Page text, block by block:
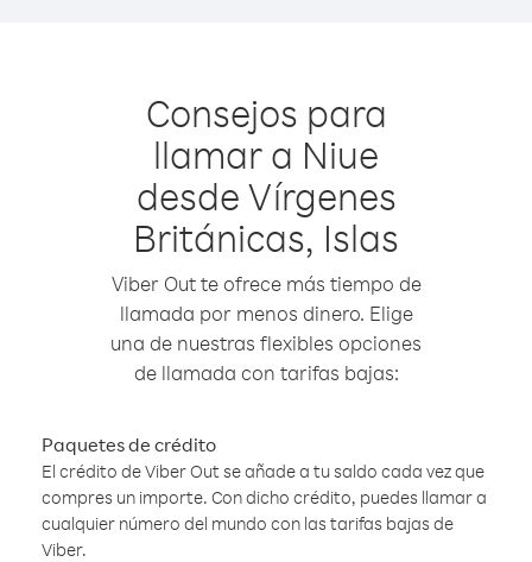
Consejos para
llamar a Niue
desde Vírgenes
Británicas, Islas
Viber Out te ofrece más tiempo de
llamada por menos dinero. Elige
una de nuestras flexibles opciones
de llamada con tarifas bajas:
Paquetes de crédito
El crédito de Viber Out se añade a tu saldo cada vez que
compres un importe. Con dicho crédito, puedes llamar a
cualquier número del mundo con las tarifas bajas de
Viber.